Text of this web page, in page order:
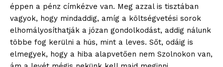
éppen a pénz címkézve van. Meg azzal is tisztában
vagyok, hogy mindaddig, amíg a költségvetési sorok
elhomályosíthatják a józan gondolkodást, addig nálunk
többe fog kerülni a hús, mint a leves. Sőt, odáig is
elmegyek, hogy a hiba alapvetően nem Szolnokon van,